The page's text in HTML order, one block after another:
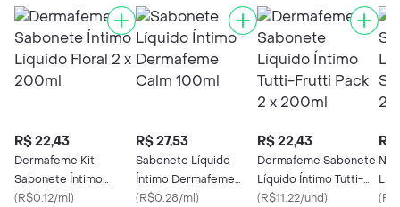
R$ 22,43
Dermafeme Kit
Sabonete Íntimo
Líquido Floral 2 x
(R$0.12/ml)
R$ 27,53
Sabonete Líquido
Íntimo Dermafeme
Calm 100ml
(R$0.28/ml)
R$ 22,43
Dermafeme Sabonete
Líquido Íntimo Tutti-
Frutti Pack 2 x 200ml
(R$11.22/und)
R$
(